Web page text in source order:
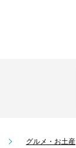
グルメ・お土産